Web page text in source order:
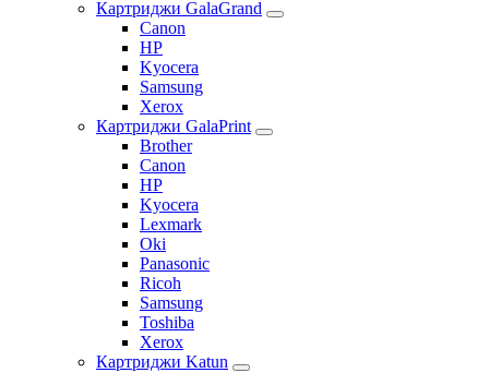
Картриджи GalaGrand
Canon
HP
Kyocera
Samsung
Xerox
Картриджи GalaPrint
Brother
Canon
HP
Kyocera
Lexmark
Oki
Panasonic
Ricoh
Samsung
Toshiba
Xerox
Картриджи Katun